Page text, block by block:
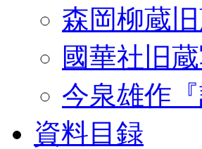
森岡柳蔵
國華社旧
今泉雄作『
資料目録